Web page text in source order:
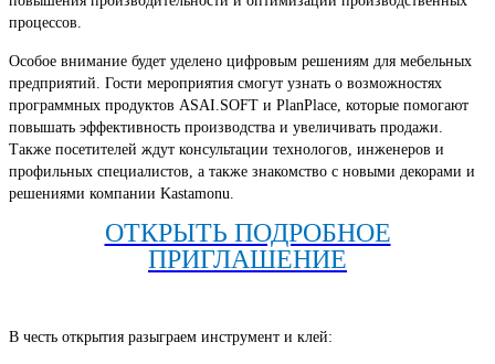
процессов.
Особое внимание будет уделено цифровым решениям для мебельных
предприятий. Гости мероприятия смогут узнать о возможностях
программных продуктов ASAI.SOFT и PlanPlace, которые помогают
повышать эффективность производства и увеличивать продажи.
Также посетителей ждут консультации технологов, инженеров и
профильных специалистов, а также знакомство с новыми декорами и
решениями компании Kastamonu.
ОТКРЫТЬ ПОДРОБНОЕ
ПРИГЛАШЕНИЕ
В честь открытия разыграем инструмент и клей: